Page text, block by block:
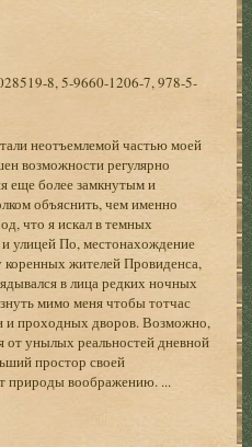
8, 5-9660-1206-7, 978-5-
неотъемлемой частью моей
возможности регулярно
еще более замкнутым и
объяснить, чем именно
что я искал в темных
улицей По, местонахождение
жителей Провиденса,
в лица редких ночных
мимо меня чтобы тотчас
и проходных дворов. Возможно,
от унылых реальностей дневной
простор своей
природы воображению. ...